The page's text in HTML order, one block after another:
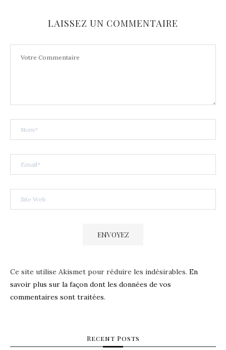
LAISSEZ UN COMMENTAIRE
Ce site utilise Akismet pour réduire les indésirables. En
savoir plus sur la façon dont les données de vos
commentaires sont traitées.
Recent Posts